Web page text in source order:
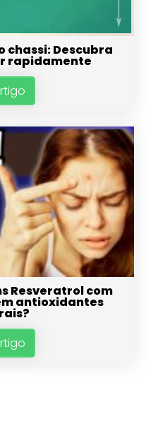
chassi: Descubra
rapidamente
Resveratrol com
antioxidantes